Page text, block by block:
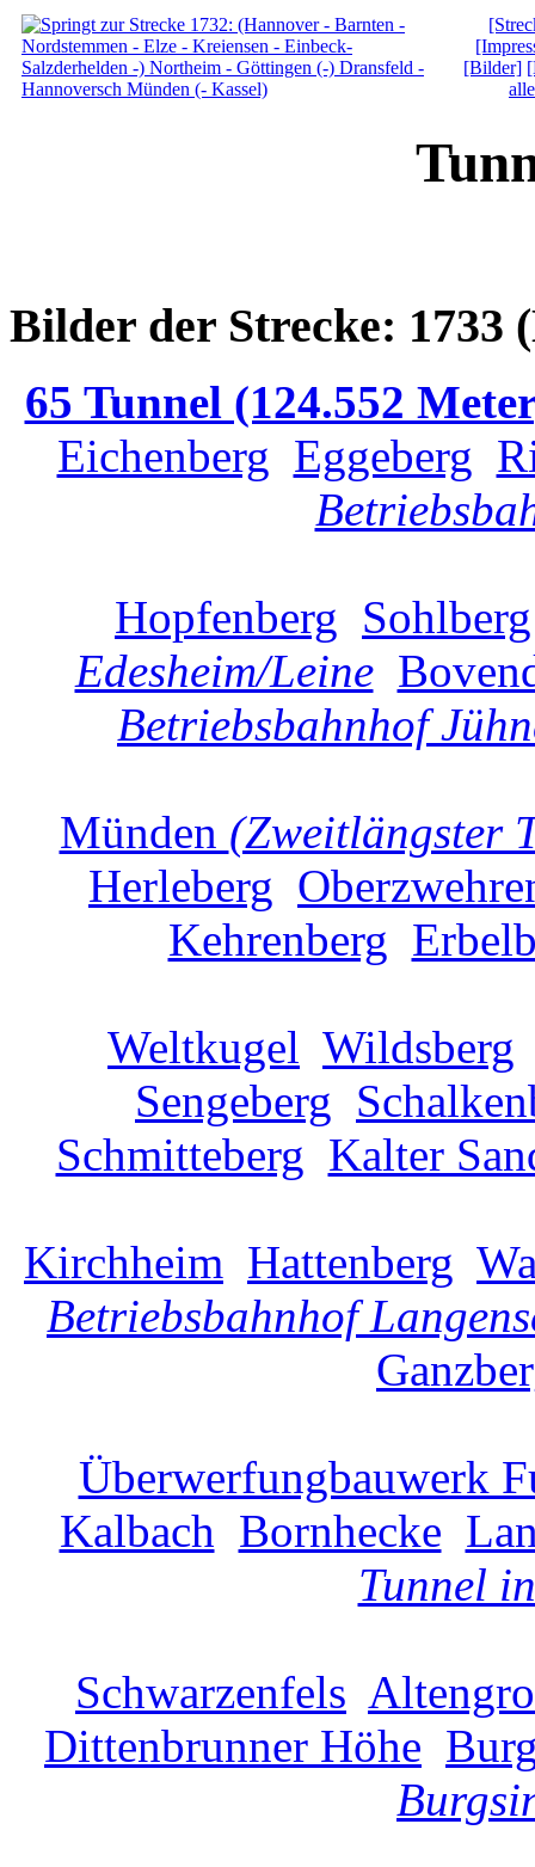
[Bilder]
Bilder der Strecke: 1733
65 Tunnel (124.552
Eichenberg Eggeberg
Hopfenberg Sohlberg
Edesheim/Leine
Betriebsbahnhof
Münden (Zweitlängster
Herleberg
Kehrenberg
Weltkugel Wildsberg
Sengeberg
Schmitteberg Kalter
Kirchheim Hattenberg
Betriebsbahnhof
Überwerfungbauwerk
Kalbach Bornhecke
Tunnel
Schwarzenfels
Dittenbrunner Höhe